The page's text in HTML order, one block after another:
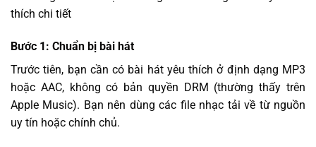
Bước 1: Chuẩn bị bài hát
Trước tiên, bạn cần có bài hát yêu thích ở định dạng MP3
hoặc AAC, không có bản quyền DRM (thường thấy trên
Apple Music). Bạn nên dùng các file nhạc tải về từ nguồn
uy tín hoặc chính chủ.